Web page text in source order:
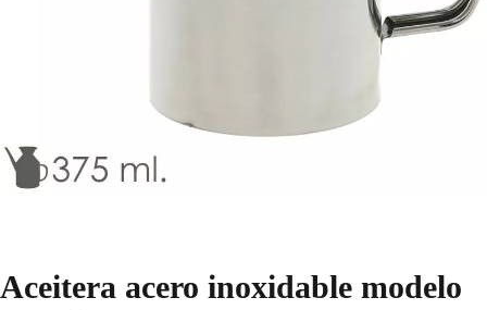
Aceitera acero inoxidable modelo